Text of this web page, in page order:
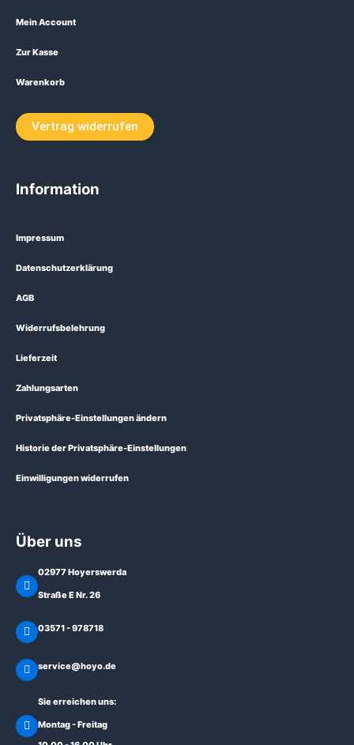
Mein Account
Zur Kasse
Warenkorb
Vertrag widerrufen
Information
Impressum
Datenschutzerklärung
AGB
Widerrufsbelehrung
Lieferzeit
Zahlungsarten
Privatsphäre-Einstellungen ändern
Historie der Privatsphäre-Einstellungen
Einwilligungen widerrufen
Über uns
02977 Hoyerswerda
Straße E Nr. 26
03571 - 978718
service@hoyo.de
Sie erreichen uns:
Montag - Freitag